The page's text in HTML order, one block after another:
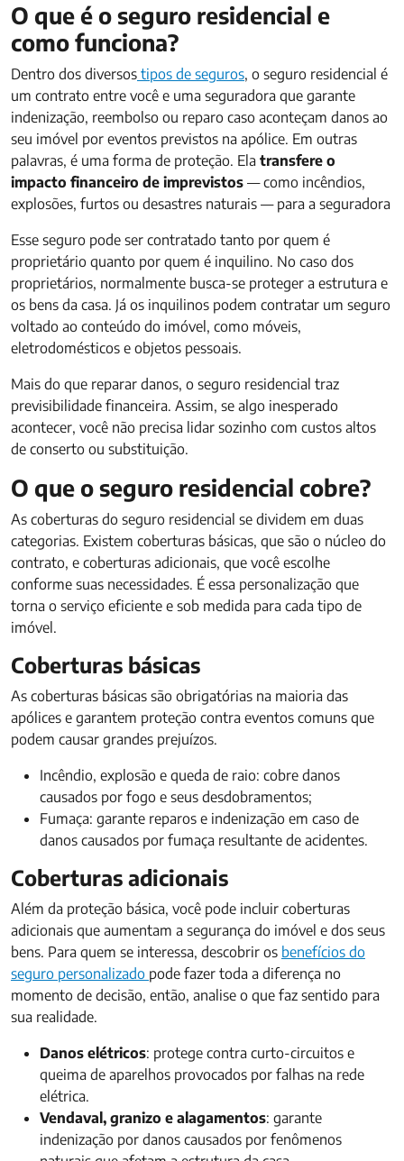
O que é o seguro residencial e
como funciona?
Dentro dos diversos tipos de seguros, o seguro residencial é
um contrato entre você e uma seguradora que garante
indenização, reembolso ou reparo caso aconteçam danos ao
seu imóvel por eventos previstos na apólice. Em outras
palavras, é uma forma de proteção. Ela transfere o
impacto financeiro de imprevistos — como incêndios,
explosões, furtos ou desastres naturais — para a seguradora
Esse seguro pode ser contratado tanto por quem é
proprietário quanto por quem é inquilino. No caso dos
proprietários, normalmente busca-se proteger a estrutura e
os bens da casa. Já os inquilinos podem contratar um seguro
voltado ao conteúdo do imóvel, como móveis,
eletrodomésticos e objetos pessoais.
Mais do que reparar danos, o seguro residencial traz
previsibilidade financeira. Assim, se algo inesperado
acontecer, você não precisa lidar sozinho com custos altos
de conserto ou substituição.
O que o seguro residencial cobre?
As coberturas do seguro residencial se dividem em duas
categorias. Existem coberturas básicas, que são o núcleo do
contrato, e coberturas adicionais, que você escolhe
conforme suas necessidades. É essa personalização que
torna o serviço eficiente e sob medida para cada tipo de
imóvel.
Coberturas básicas
As coberturas básicas são obrigatórias na maioria das
apólices e garantem proteção contra eventos comuns que
podem causar grandes prejuízos.
Incêndio, explosão e queda de raio: cobre danos
causados por fogo e seus desdobramentos;
Fumaça: garante reparos e indenização em caso de
danos causados por fumaça resultante de acidentes.
Coberturas adicionais
Além da proteção básica, você pode incluir coberturas
adicionais que aumentam a segurança do imóvel e dos seus
bens. Para quem se interessa, descobrir os benefícios do
seguro personalizado pode fazer toda a diferença no
momento de decisão, então, analise o que faz sentido para
sua realidade.
Danos elétricos: protege contra curto-circuitos e
queima de aparelhos provocados por falhas na rede
elétrica.
Vendaval, granizo e alagamentos: garante
indenização por danos causados por fenômenos